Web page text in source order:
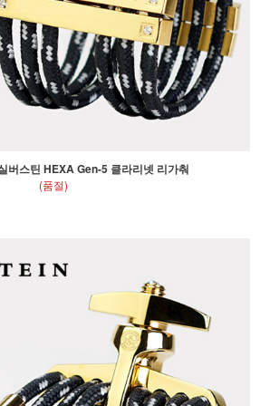
버스틴 HEXA Gen-5 클라리넷 리가춰
(품절)